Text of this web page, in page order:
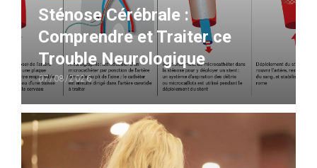
Sténose Cérébrale :
Comprendre et Traiter ce
Trouble Neurologique
07/08/2026